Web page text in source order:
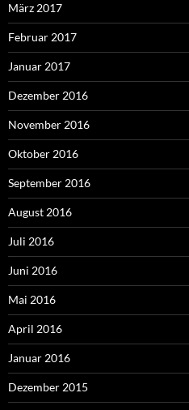
März 2017
Februar 2017
Januar 2017
Dezember 2016
November 2016
Oktober 2016
September 2016
August 2016
Juli 2016
Juni 2016
Mai 2016
April 2016
Januar 2016
Dezember 2015